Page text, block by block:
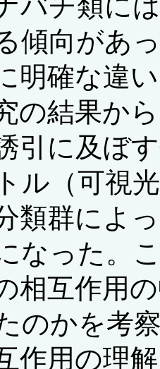
バチ類に
傾向があ
明確な違
の結果か
引に及ぼ
ル（可視
類群によ
なった。
相互作用
のかを考
作用の理